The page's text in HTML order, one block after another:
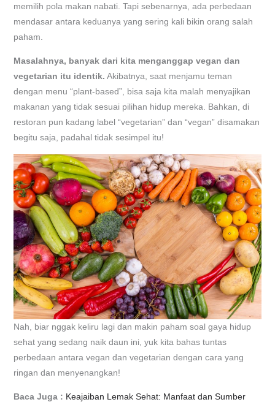
memilih pola makan nabati. Tapi sebenarnya, ada perbedaan
mendasar antara keduanya yang sering kali bikin orang salah
paham.
Masalahnya, banyak dari kita menganggap vegan dan
vegetarian itu identik. Akibatnya, saat menjamu teman
dengan menu “plant-based”, bisa saja kita malah menyajikan
makanan yang tidak sesuai pilihan hidup mereka. Bahkan, di
restoran pun kadang label “vegetarian” dan “vegan” disamakan
begitu saja, padahal tidak sesimpel itu!
Nah, biar nggak keliru lagi dan makin paham soal gaya hidup
sehat yang sedang naik daun ini, yuk kita bahas tuntas
perbedaan antara vegan dan vegetarian dengan cara yang
ringan dan menyenangkan!
Baca Juga : Keajaiban Lemak Sehat: Manfaat dan Sumber